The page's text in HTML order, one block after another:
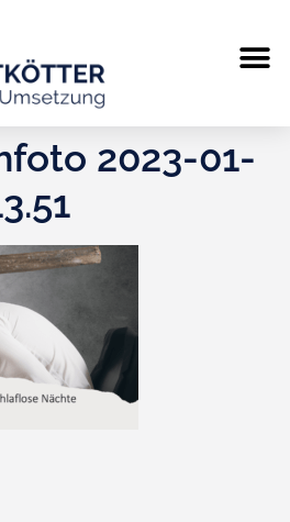
2023-01-